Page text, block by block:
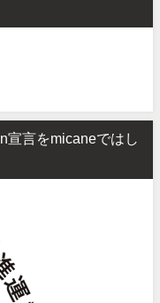
言をmicaneではし